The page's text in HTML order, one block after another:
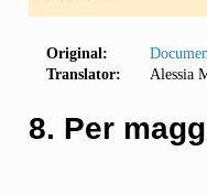
Original:
Translator:
Alessia
8. Per